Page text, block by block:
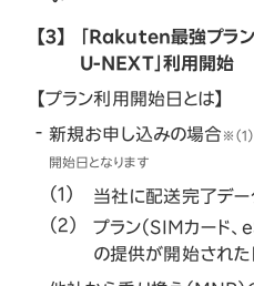
【3】
「Rakuten最強プラ
U-NEXT」利用開始
【プラン利用開始日とは】
新規お申し込みの場合 ※（1
開始日となります
当社に配送完了デ
プラン（SIMカード、
の提供が開始された